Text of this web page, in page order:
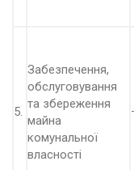
5.
Забезпечення,
обслуговування
та збереження
майна
комунальної
власності